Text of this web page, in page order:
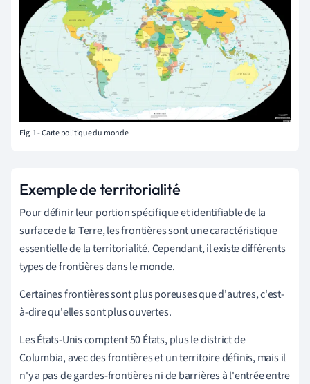
Fig. 1 - Carte politique du monde
Exemple de territorialité
Pour définir leur portion spécifique et identifiable de la
surface de la Terre, les frontières sont une caractéristique
essentielle de la territorialité. Cependant, il existe différents
types de frontières dans le monde.
Certaines frontières sont plus poreuses que d'autres, c'est-
à-dire qu'elles sont plus ouvertes.
Les États-Unis comptent 50 États, plus le district de
Columbia, avec des frontières et un territoire définis, mais il
n'y a pas de gardes-frontières ni de barrières à l'entréeentre